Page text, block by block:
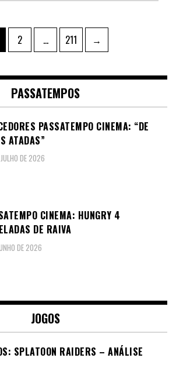
Page
2 … Page
211 →
PASSATEMPOS
PASSATEMPO CINEMA: “DE
ATADAS”
DE 2026
CINEMA: HUNGRY 4
DE RAIVA
DE 2026
JOGOS
SPLATOON RAIDERS – ANÁLISE